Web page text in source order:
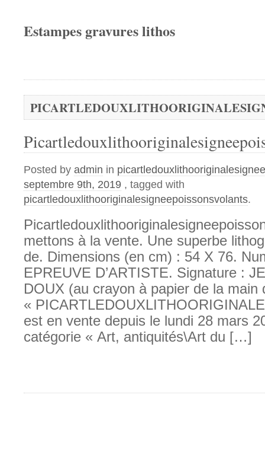
Estampes gravures lithos
Posted by admin in
septembre 9th, 2019 , tagged with
picartledouxlithooriginalesigneepoissonsvolants.
mettons à la vente. Une superbe
de. Dimensions (en cm) : 54 X 76.
EPREUVE D’ARTISTE. Signature :
DOUX (au crayon à papier de la main
«
est en vente depuis le lundi 28 mars
catégorie « Art, antiquités\Art du […]